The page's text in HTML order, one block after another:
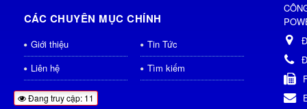
CÁC CHUYÊN MỤC CHÍNH
Giới thiệu
Tin Tức
Liên hệ
Tìm kiếm
Đang truy cập: 11